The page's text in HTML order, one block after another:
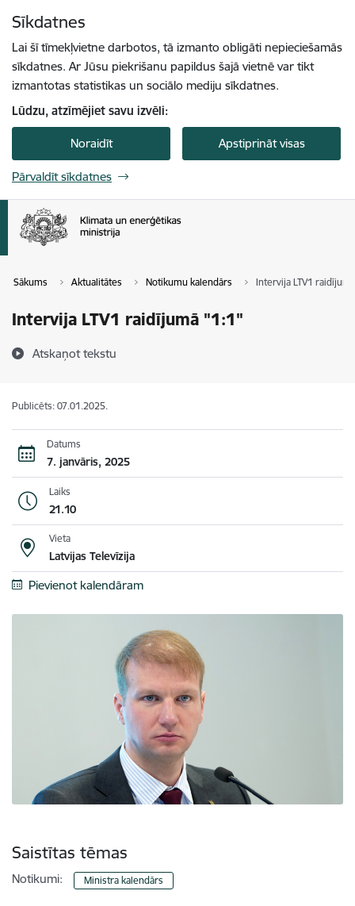
Sīkdatnes
Lai šī tīmekļvietne darbotos, tā izmanto obligāti nepieciešamās
sīkdatnes. Ar Jūsu piekrišanu papildus šajā vietnē var tikt
izmantotas statistikas un sociālo mediju sīkdatnes.
Lūdzu, atzīmējiet savu izvēli:
Noraidīt Apstiprināt visas
Pārvaldīt sīkdatnes
Sākums Aktualitātes Notikumu kalendārs Intervija LTV1
Intervija LTV1 raidījumā "1:1"
Atskaņot tekstu
Publicēts: 07.01.2025.
Datums
7. janvāris, 2025
Laiks
21.10
Vieta
Latvijas Televīzija
Pievienot kalendāram
Saistītas tēmas
Notikumi: Ministra kalendārs